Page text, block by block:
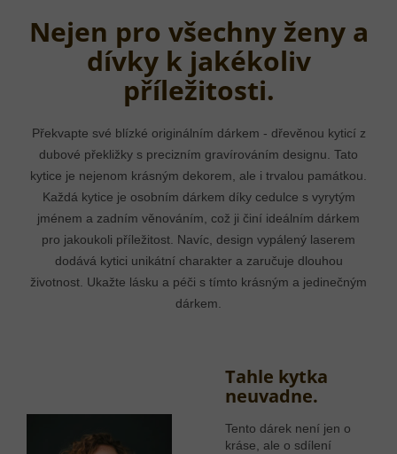
Nejen pro všechny ženy a
dívky k jakékoliv
příležitosti.
Překvapte své blízké originálním dárkem - dřevěnou kyticí z
dubové překližky s precizním gravírováním designu. Tato
kytice je nejenom krásným dekorem, ale i trvalou památkou.
Každá kytice je osobním dárkem díky cedulce s vyrytým
jménem a zadním věnováním, což ji činí ideálním dárkem
pro jakoukoli příležitost. Navíc, design vypálený laserem
dodává kytici unikátní charakter a zaručuje dlouhou
životnost. Ukažte lásku a péči s tímto krásným a jedinečným
dárkem.
Tahle kytka
neuvadne.
Tento dárek není jen o
kráse, ale o sdílení